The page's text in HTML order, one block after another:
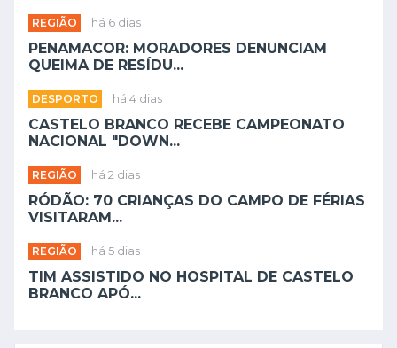
REGIÃO há 6 dias
PENAMACOR: MORADORES DENUNCIAM
QUEIMA DE RESÍDU...
DESPORTO há 4 dias
CASTELO BRANCO RECEBE CAMPEONATO
NACIONAL "DOWN...
REGIÃO há 2 dias
RÓDÃO: 70 CRIANÇAS DO CAMPO DE FÉRIAS
VISITARAM...
REGIÃO há 5 dias
TIM ASSISTIDO NO HOSPITAL DE CASTELO
BRANCO APÓ...